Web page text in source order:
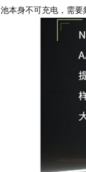
池本身不可充电，需要